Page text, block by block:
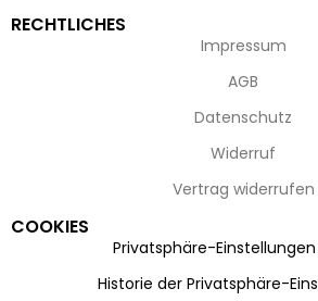
RECHTLICHES
Impressum
AGB
Datenschutz
Widerruf
Vertrag widerrufen
COOKIES
Privatsphäre-
Historie der Privatsphäre-